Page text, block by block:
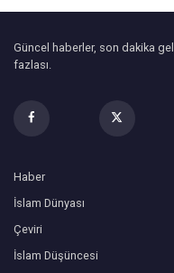
Güncel haberler, son dakika
fazlası.
Haber
İslam Dünyası
Çeviri
İslam Düşüncesi